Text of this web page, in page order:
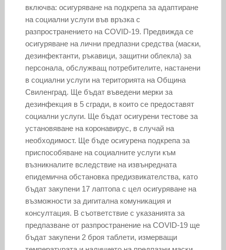
включва: осигуряване на подкрепа за адаптиране
на социални услуги във връзка с
разпространението на COVID-19. Предвижда се
осигуряване на лични предпазни средства (маски,
дезинфектанти, ръкавици, защитни облекла) за
персонала, обслужващ потребителите, настанени
в социални услуги на територията на Община
Свиленград. Ще бъдат въведени мерки за
дезинфекция в 5 сгради, в които се предоставят
социални услуги. Ще бъдат осигурени тестове за
установяване на коронавирус, в случай на
необходимост. Ще бъде осигурена подкрепа за
приспособяване на социалните услуги към
възникналите вследствие на извънредната
епидемична обстановка предизвикателства, като
бъдат закупени 17 лаптопа с цел осигуряване на
възможности за дигитална комуникация и
консултация. В съответствие с указанията за
предпазване от разпространение на COVID-19 ще
бъдат закупени 2 броя таблети, измерващи